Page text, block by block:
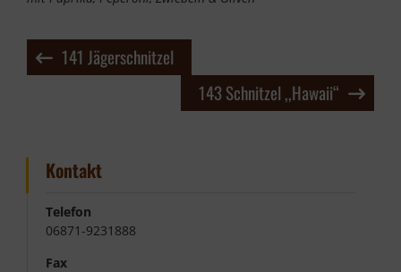
Beitragsnavigation
141 Jägerschnitzel
143 Schnitzel ,,Hawaii“
Kontakt
Telefon
06871-9231888
Fax